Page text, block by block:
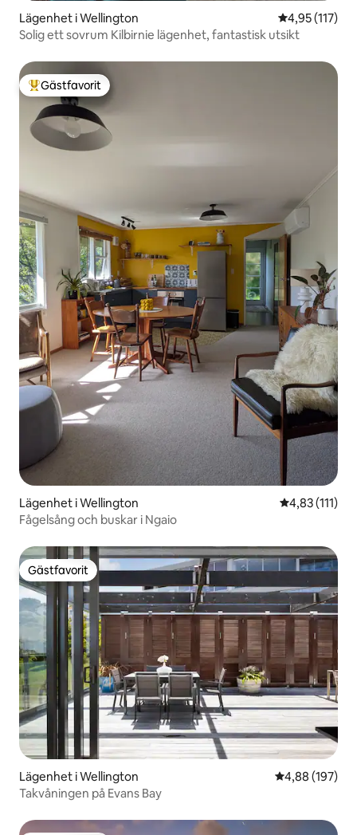
Lägenhet i Wellington 4,95 av 5 i
4,95 (117)
Solig ett sovrum Kilbirnie lägenhet, fantastisk utsikt
Populär gästfavorit
Gästfavorit
Lägenhet i Wellington 4,83 av 5 i
4,83 (111)
Fågelsång och buskar i Ngaio
Gästfavorit
Gästfavorit
Lägenhet i Wellington 4,88 av 5 i
4,88 (197)
Takvåningen på Evans Bay